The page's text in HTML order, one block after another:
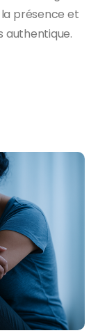
présence et
authentique.